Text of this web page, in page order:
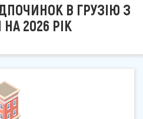
В ГРУЗІЮ З
2026 РІК